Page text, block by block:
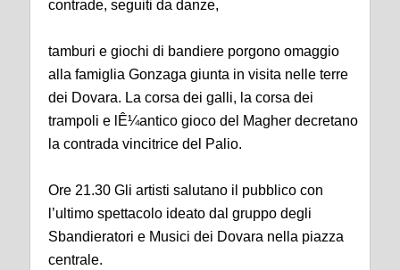
contrade, seguiti da danze,
tamburi e giochi di bandiere porgono omaggio
alla famiglia Gonzaga giunta in visita nelle terre
dei Dovara. La corsa dei galli, la corsa dei
trampoli e lÊ¼antico gioco del Magher decretano
la contrada vincitrice del Palio.
Ore 21.30 Gli artisti salutano il pubblico con
l’ultimo spettacolo ideato dal gruppo degli
Sbandieratori e Musici dei Dovara nella piazza
centrale.